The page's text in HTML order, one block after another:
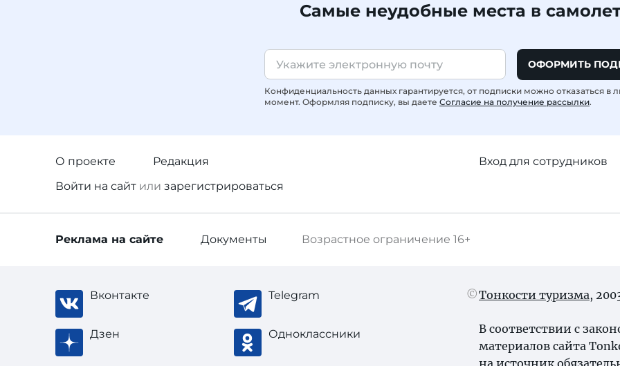
Самые неудобные места в
ОФОРМИТЬ
Конфиденциальность данных гарантируется, от подписки можно отказаться в
момент. Оформляя подписку, вы даете Согласие на получение рассылки.
О проекте
Редакция
Войти на сайт или зарегистрироваться
Вход для сотрудников
Возрастное ограничение 16+
Реклама на сайте Документы
Вконтакте Telegram
Дзен Одноклассники
Тонкости туризма,
В соответствии с
материалов сайта
на источник